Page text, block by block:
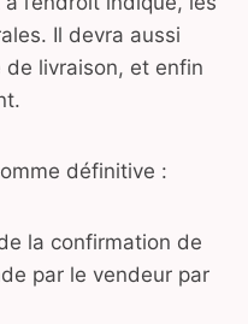
Il devra aussi
de livraison, et enfin
définitive :
la confirmation de
par le vendeur par